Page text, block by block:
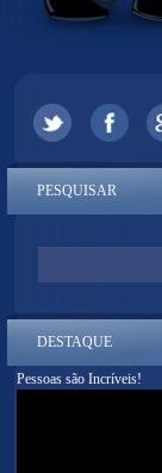
PESQUISAR
DESTAQUE
Pessoas são Incríveis!